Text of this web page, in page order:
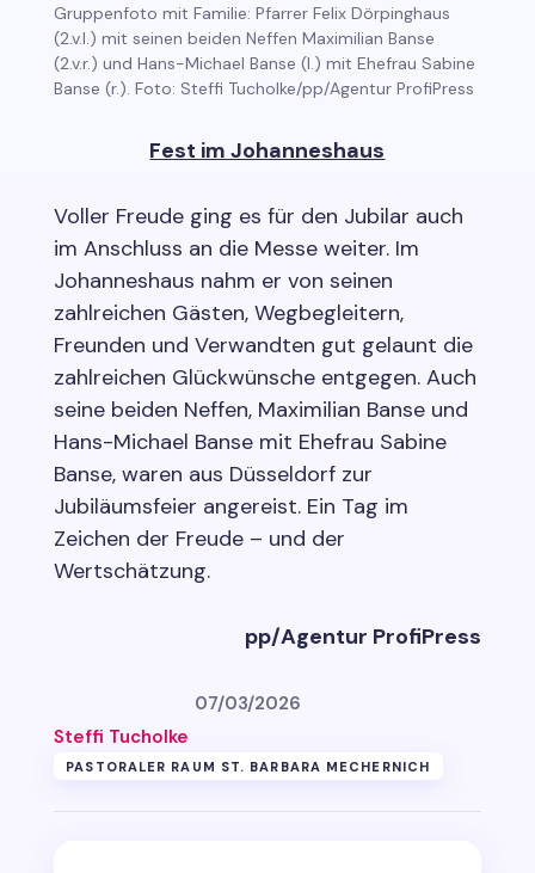
Gruppenfoto mit Familie: Pfarrer Felix Dörpinghaus
(2.v.l.) mit seinen beiden Neffen Maximilian Banse
(2.v.r.) und Hans-Michael Banse (l.) mit Ehefrau Sabine
Banse (r.). Foto: Steffi Tucholke/pp/Agentur ProfiPress
Fest im Johanneshaus
Voller Freude ging es für den Jubilar auch
im Anschluss an die Messe weiter. Im
Johanneshaus nahm er von seinen
zahlreichen Gästen, Wegbegleitern,
Freunden und Verwandten gut gelaunt die
zahlreichen Glückwünsche entgegen. Auch
seine beiden Neffen, Maximilian Banse und
Hans-Michael Banse mit Ehefrau Sabine
Banse, waren aus Düsseldorf zur
Jubiläumsfeier angereist. Ein Tag im
Zeichen der Freude – und der
Wertschätzung.
pp/Agentur ProfiPress
Steffi Tucholke
07/03/2026
PASTORALER RAUM ST. BARBARA MECHERNICH